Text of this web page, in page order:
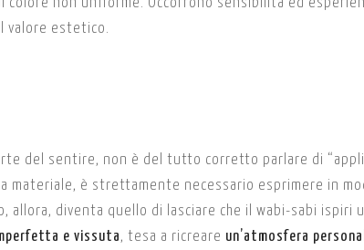
colore non uniforme. Occorrono sensibilità ed
valore estetico.
del sentire, non è del tutto corretto parlare di
materiale, è strettamente necessario esprimere in
allora, diventa quello di lasciare che il wabi-sabi ispiri
e vissuta, tesa a ricreare un’atmosfera